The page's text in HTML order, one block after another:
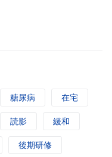
糖尿病 在宅
読影 緩和
後期研修